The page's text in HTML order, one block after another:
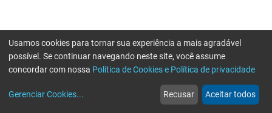
web
Notícias
more_horiz
Mais
Usamos cookies para tornar sua experiência a mais agradável
possível. Se continuar navegando neste site, você assume
concordar com nossa Política de Cookies e Política de privacidade
Gerenciar Cookies... Recusar Aceitar todos
Erro ao enviar informações, por favor tente novamente